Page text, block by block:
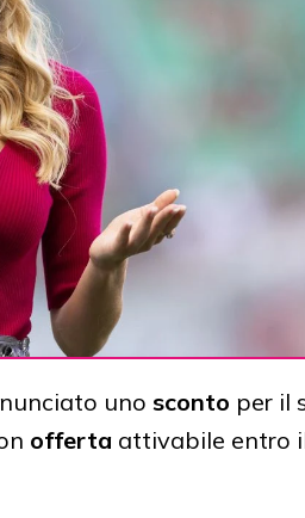
uno sconto per il
offerta attivabile entro